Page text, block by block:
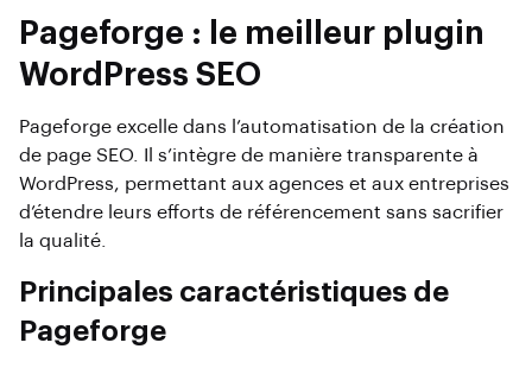
Pageforge : le meilleur plugin
WordPress SEO
Pageforge excelle dans l’automatisation de la création
de page SEO. Il s’intègre de manière transparente à
WordPress, permettant aux agences et aux entreprises
d’étendre leurs efforts de référencement sans sacrifier
la qualité.
Principales caractéristiques de
Pageforge